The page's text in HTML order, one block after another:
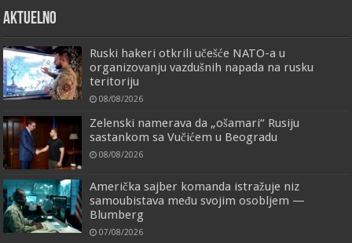
AKTUELNO
Ruski hakeri otkrili učešće NATO-a u
organizovanju vazdušnih napada na rusku
teritoriju
08/08/2026
Zelenski namerava da „ošamari“ Rusiju
sastankom sa Vučićem u Beogradu
08/08/2026
Američka sajber komanda istražuje niz
samoubistava među svojim osobljem —
Blumberg
07/08/2026